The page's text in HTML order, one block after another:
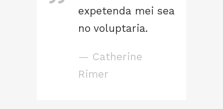
expetenda mei sea
no voluptaria.
— Catherine
Rimer